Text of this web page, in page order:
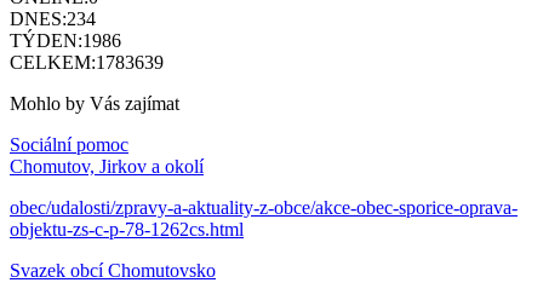
DNES:234
TÝDEN:1986
CELKEM:1783639
Mohlo by Vás zajímat
Sociální pomoc
Chomutov, Jirkov a okolí
obec/udalosti/zpravy-a-aktuality-z-obce/akce-obec-sporice-oprava-
objektu-zs-c-p-78-1262cs.html
Svazek obcí Chomutovsko